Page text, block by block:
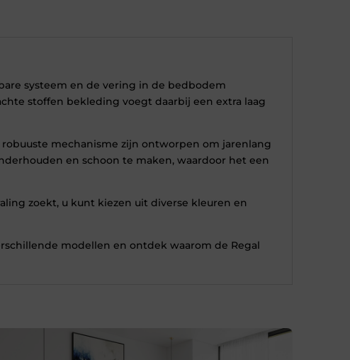
systeem en de vering in de bedbodem
stoffen bekleding voegt daarbij een extra laag
mechanisme zijn ontworpen om jarenlang
en schoon te maken, waardoor het een
zoekt, u kunt kiezen uit diverse kleuren en
modellen en ontdek waarom de Regal